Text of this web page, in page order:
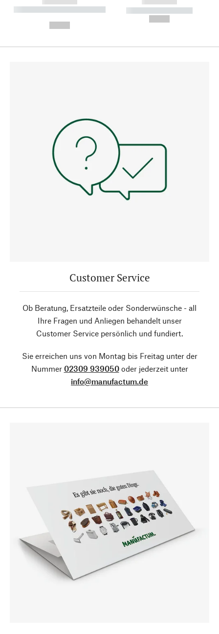
----------- ----------- --------
----------- -----------
Customer Service
Ob Beratung, Ersatzteile oder Sonderwünsche - all
Ihre Fragen und Anliegen behandelt unser
Customer Service persönlich und fundiert.
Sie erreichen uns von Montag bis Freitag unter der
Nummer 02309 939050oder jederzeit unter
info@manufactum.de